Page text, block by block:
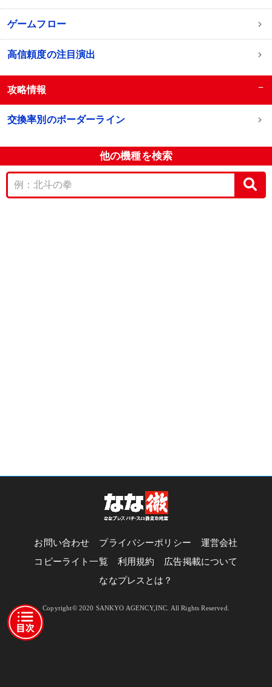
ゲームフロー
高信頼度の注目演出
攻略情報 −
交換率別のボーダーライン
他の機種を検索
お問い合わせ プライバシーポリシー
運営会社
コピーライト一覧
利用規約
広告掲載について
ななプレスとは？
Copyright© 2020 SANKYO AGENCY,INC. All Rights Reserved.